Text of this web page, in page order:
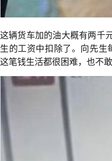
这辆货车加的油大概有两千
生的工资中扣除了。向先
这笔钱生活都很困难，也不